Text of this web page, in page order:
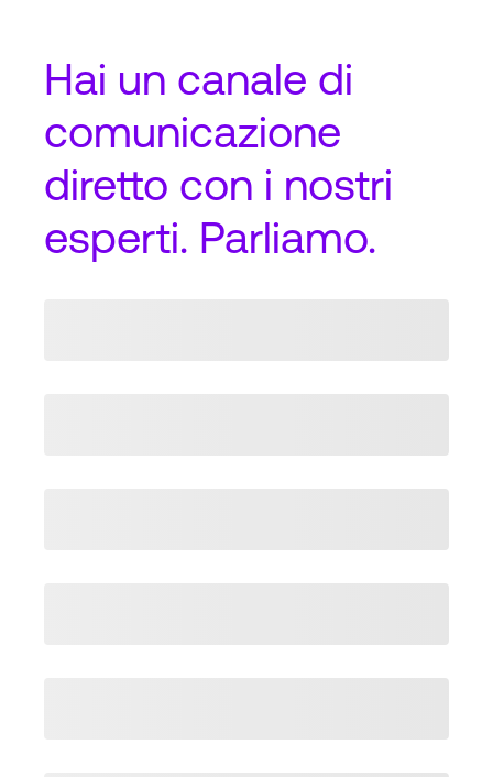
Hai un canale di
comunicazione
diretto con i nostri
esperti. Parliamo.